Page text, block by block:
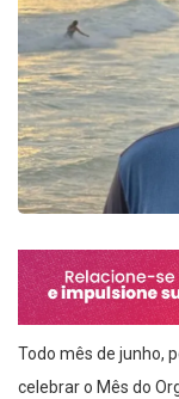
Todo mês de junho,
celebrar o Mês do